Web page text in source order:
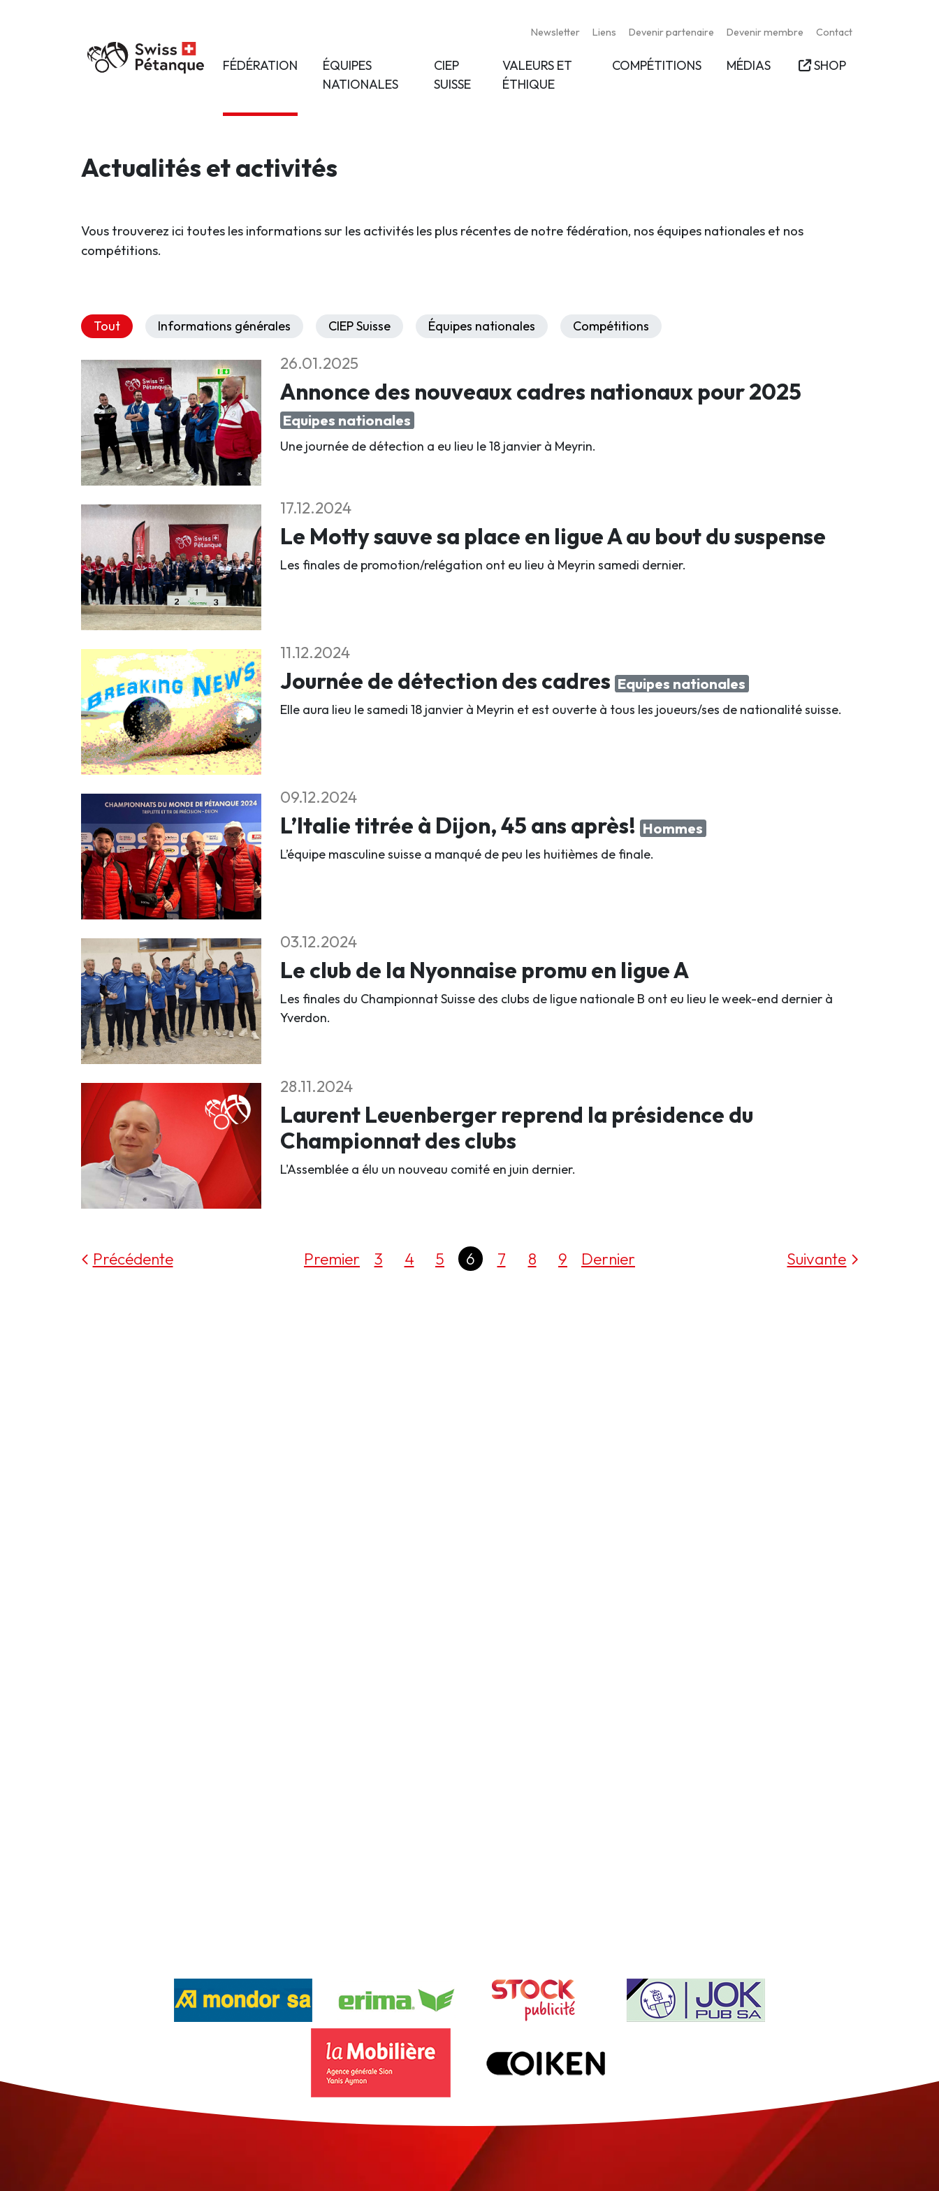
Newsletter Liens Devenir partenaire Devenir membre Contact
FÉDÉRATION
ÉQUIPES
NATIONALES
CIEP
SUISSE
VALEURS ET
ÉTHIQUE
COMPÉTITIONS MÉDIAS SHOP
Actualités et activités
Vous trouverez ici toutes les informations sur les activités les plus récentes de notre fédération, nos équipes nationales et nos
compétitions.
Tout Informations générales CIEP Suisse Équipes nationales Compétitions
26.01.2025
Annonce des nouveaux cadres nationaux pour 2025
Equipes nationales
Une journée de détection a eu lieu le 18 janvier à Meyrin.
17.12.2024
Le Motty sauve sa place en ligue A au bout du suspense
Les finales de promotion/relégation ont eu lieu à Meyrin samedi dernier.
11.12.2024
Journée de détection des cadres Equipes nationales
Elle aura lieu le samedi 18 janvier à Meyrin et est ouverte à tous les joueurs/ses de nationalité suisse.
09.12.2024
L’Italie titrée à Dijon, 45 ans après! Hommes
L’équipe masculine suisse a manqué de peu les huitièmes de finale.
03.12.2024
Le club de la Nyonnaise promu en ligue A
Les finales du Championnat Suisse des clubs de ligue nationale B ont eu lieu le week-end dernier à
Yverdon.
28.11.2024
Laurent Leuenberger reprend la présidence du
Championnat des clubs
L'Assemblée a élu un nouveau comité en juin dernier.
Précédente Premier 3 4 5 6 7 8 9 Dernier Suivante